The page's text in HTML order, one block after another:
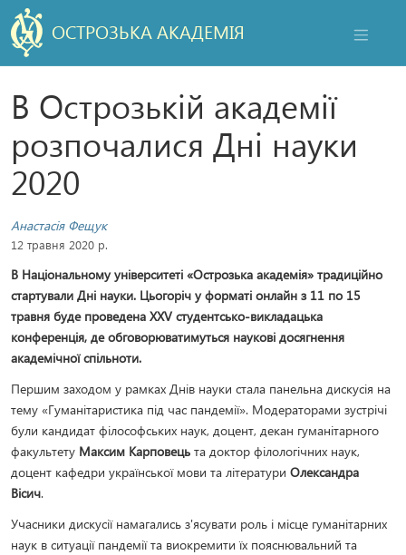
ОСТРОЗЬКА АКАДЕМІЯ
В Острозькій академії
розпочалися Дні науки
2020
Анастасія Фещук
12 травня 2020 р.
В Національному університеті «Острозька академія» традиційно
стартували Дні науки. Цьогоріч у форматі онлайн з 11 по 15
травня буде проведена XXV студентсько-викладацька
конференція, де обговорюватимуться наукові досягнення
академічної спільноти.
Першим заходом у рамках Днів науки стала панельна дискусія на
тему «Гуманітаристика під час пандемії». Модераторами зустрічі
були кандидат філософських наук, доцент, декан гуманітарного
факультету Максим Карповець та доктор філологічних наук,
доцент кафедри української мови та літератури Олександра
Вісич.
Учасники дискусії намагались з'ясувати роль і місце гуманітарних
наук в ситуації пандемії та виокремити їх пояснювальний та